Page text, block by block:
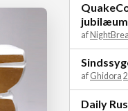
jubilæum
af
af Ghidora
Daily